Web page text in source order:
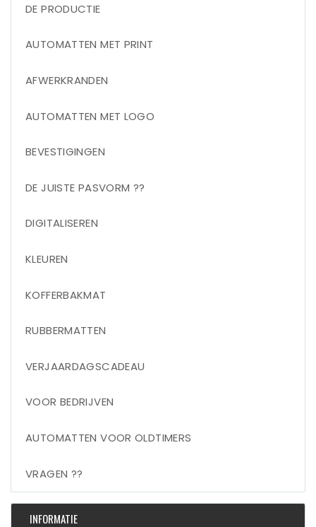
DE PRODUCTIE
AUTOMATTEN MET PRINT
AFWERKRANDEN
AUTOMATTEN MET LOGO
BEVESTIGINGEN
DE JUISTE PASVORM ??
DIGITALISEREN
KLEUREN
KOFFERBAKMAT
RUBBERMATTEN
VERJAARDAGSCADEAU
VOOR BEDRIJVEN
AUTOMATTEN VOOR OLDTIMERS
VRAGEN ??
INFORMATIE